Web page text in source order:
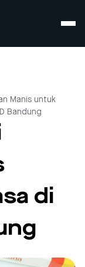
Manis untuk
Bandung
di